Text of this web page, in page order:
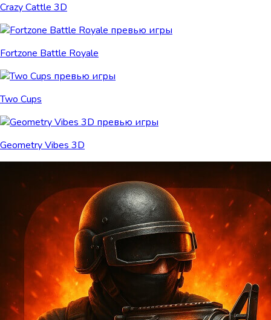
Crazy Cattle 3D
Fortzone Battle Royale
Two Cups
Geometry Vibes 3D